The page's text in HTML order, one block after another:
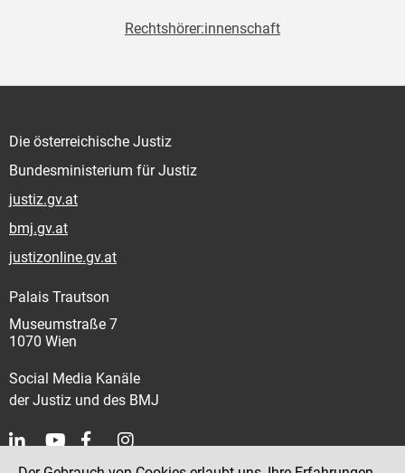
Rechtshörer:innenschaft
Die österreichische Justiz
Bundesministerium für Justiz
justiz.gv.at
bmj.gv.at
justizonline.gv.at
Palais Trautson
Museumstraße 7
1070 Wien
Social Media Kanäle
der Justiz und des BMJ